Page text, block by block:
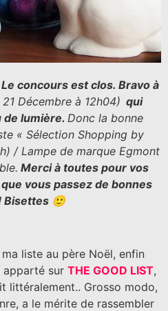
concours est clos. Bravo à
Décembre à 12h04) qui
lumière. Donc la bonne
« Sélection Shopping by
/ Lampe de marque Egmont
Merci à toutes pour vos
vous passez de bonnes
Bisettes 🙂
liste au père Noël, enfin
sur THE GOOD LIST,
littéralement.. Grosso modo,
a le mérite de rassembler